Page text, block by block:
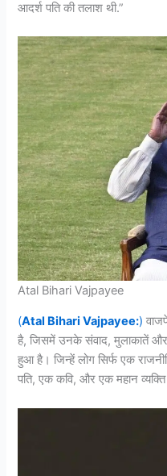
आदर्श पति की तलाश थी.”
Atal Bihari Vajpayee
(Atal Bihari Vajpayee:)
है, जिसमें उनके संवाद, मुलाकातें
हुआ है। जिन्हें लोग सिर्फ एक
पति, एक कवि, और एक महान